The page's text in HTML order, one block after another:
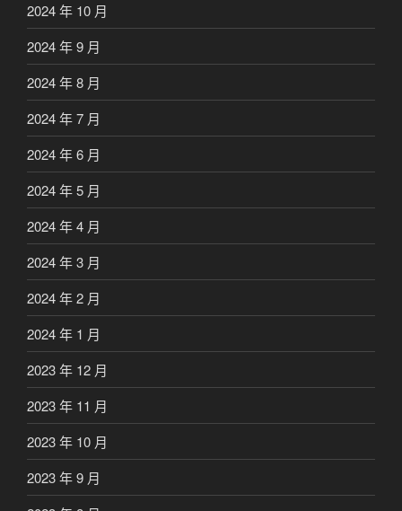
2024 年 10 月
2024 年 9 月
2024 年 8 月
2024 年 7 月
2024 年 6 月
2024 年 5 月
2024 年 4 月
2024 年 3 月
2024 年 2 月
2024 年 1 月
2023 年 12 月
2023 年 11 月
2023 年 10 月
2023 年 9 月